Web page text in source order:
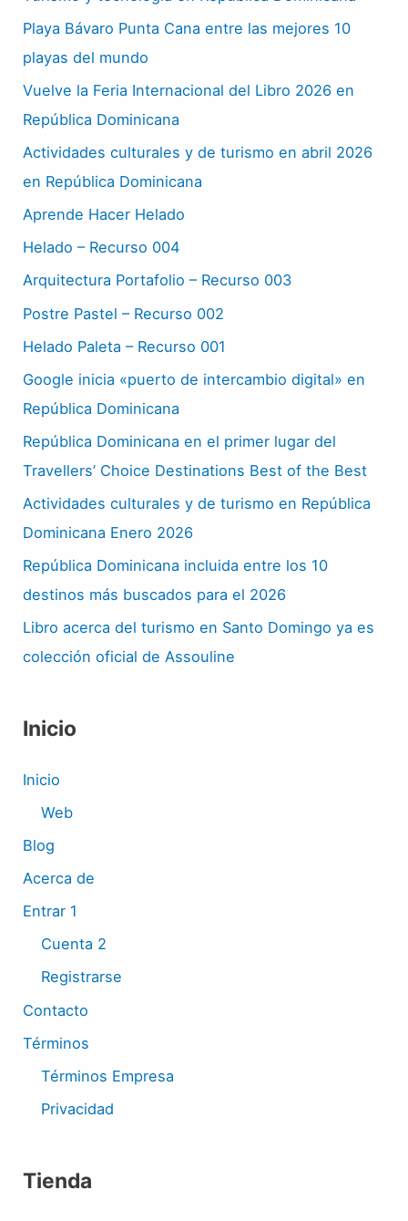
Playa Bávaro Punta Cana entre las mejores 10
playas del mundo
Vuelve la Feria Internacional del Libro 2026 en
República Dominicana
Actividades culturales y de turismo en abril 2026
en República Dominicana
Aprende Hacer Helado
Helado – Recurso 004
Arquitectura Portafolio – Recurso 003
Postre Pastel – Recurso 002
Helado Paleta – Recurso 001
Google inicia «puerto de intercambio digital» en
República Dominicana
República Dominicana en el primer lugar del
Travellers’ Choice Destinations Best of the Best
Actividades culturales y de turismo en República
Dominicana Enero 2026
República Dominicana incluida entre los 10
destinos más buscados para el 2026
Libro acerca del turismo en Santo Domingo ya es
colección oficial de Assouline
Inicio
Inicio
Web
Blog
Acerca de
Entrar 1
Cuenta 2
Registrarse
Contacto
Términos
Términos Empresa
Privacidad
Tienda